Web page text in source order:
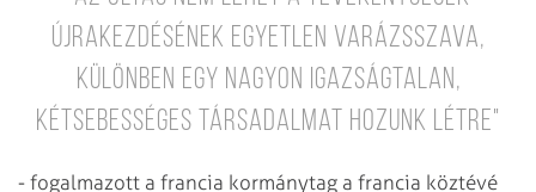
újrakezdésének egyetlen varázsszava,
különben egy nagyon igazságtalan,
kétsebességes társadalmat hozunk létre"
- fogalmazott a francia kormánytag a francia köztévé